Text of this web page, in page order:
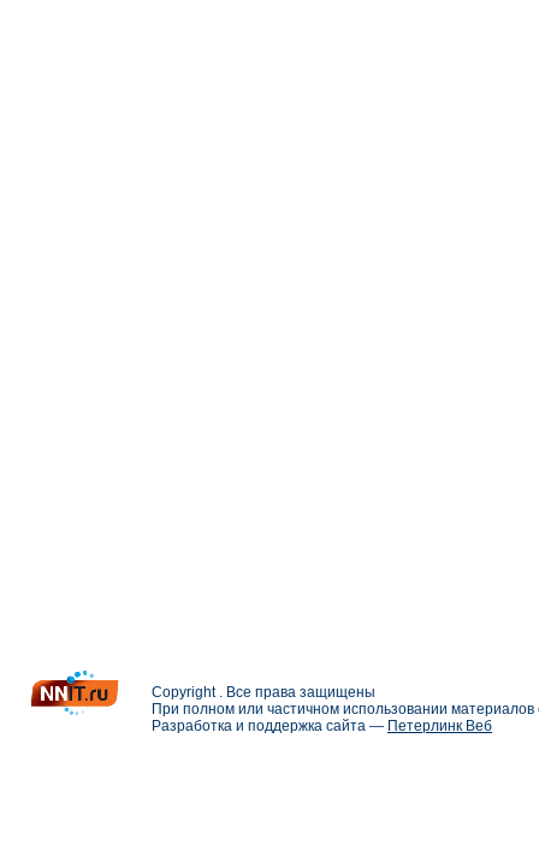
Copyright . Все права защищены
При полном или частичном использовании
Разработка и поддержка сайта — Петерлинк Веб